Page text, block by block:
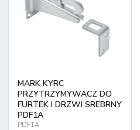
MARK KYRC
PRZYTRZYMYWACZ DO
FURTEK I DRZWI SREBRNY
PDF1A
PDF1A